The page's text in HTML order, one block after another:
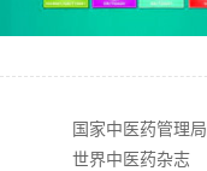
国家中医药管理局
世界中医药杂志